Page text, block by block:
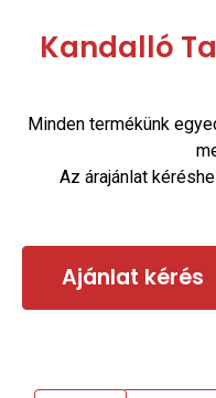
Kandalló
Minden termékünk
Az árajánlat
Ajánlat kérés